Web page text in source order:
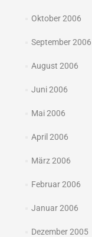
Oktober 2006
September 2006
August 2006
Juni 2006
Mai 2006
April 2006
März 2006
Februar 2006
Januar 2006
Dezember 2005